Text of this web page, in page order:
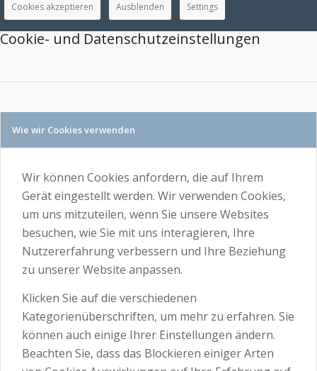
Cookies akzeptieren Ausblenden Settings
Cookie- und Datenschutzeinstellungen
Wie wir Cookies verwenden
Wir können Cookies anfordern, die auf Ihrem
Gerät eingestellt werden. Wir verwenden Cookies,
um uns mitzuteilen, wenn Sie unsere Websites
besuchen, wie Sie mit uns interagieren, Ihre
Nutzererfahrung verbessern und Ihre Beziehung
zu unserer Website anpassen.
Klicken Sie auf die verschiedenen
Kategorienüberschriften, um mehr zu erfahren. Sie
können auch einige Ihrer Einstellungen ändern.
Beachten Sie, dass das Blockieren einiger Arten